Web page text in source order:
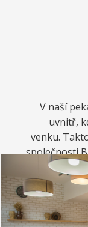
V naší
uvnitř,
venku.
společnosti
kávou.